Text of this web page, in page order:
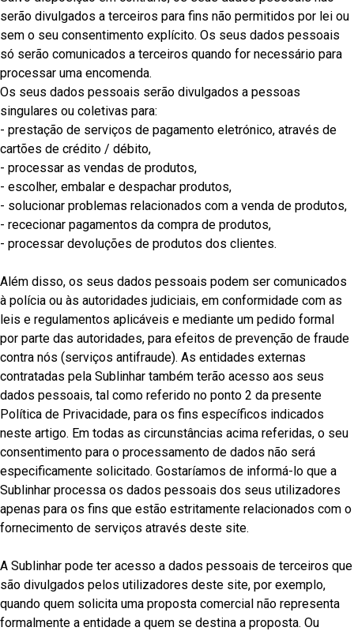
serão divulgados a terceiros para fins não permitidos por lei ou
sem o seu consentimento explícito. Os seus dados pessoais
só serão comunicados a terceiros quando for necessário para
processar uma encomenda.
Os seus dados pessoais serão divulgados a pessoas
singulares ou coletivas para:
- prestação de serviços de pagamento eletrónico, através de
cartões de crédito / débito,
- processar as vendas de produtos,
- escolher, embalar e despachar produtos,
- solucionar problemas relacionados com a venda de produtos,
- rececionar pagamentos da compra de produtos,
- processar devoluções de produtos dos clientes.
Além disso, os seus dados pessoais podem ser comunicados
à polícia ou às autoridades judiciais, em conformidade com as
leis e regulamentos aplicáveis e mediante um pedido formal
por parte das autoridades, para efeitos de prevenção de fraude
contra nós (serviços antifraude). As entidades externas
contratadas pela Sublinhar também terão acesso aos seus
dados pessoais, tal como referido no ponto 2 da presente
Política de Privacidade, para os fins específicos indicados
neste artigo. Em todas as circunstâncias acima referidas, o seu
consentimento para o processamento de dados não será
especificamente solicitado. Gostaríamos de informá-lo que a
Sublinhar processa os dados pessoais dos seus utilizadores
apenas para os fins que estão estritamente relacionados com o
fornecimento de serviços através deste site.
A Sublinhar pode ter acesso a dados pessoais de terceiros que
são divulgados pelos utilizadores deste site, por exemplo,
quando quem solicita uma proposta comercial não representa
formalmente a entidade a quem se destina a proposta. Ou